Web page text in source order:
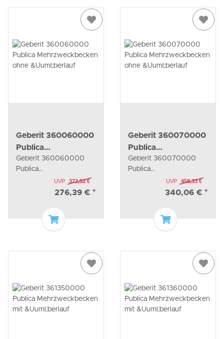
Geberit 360060000
Publica
Mehrzweckbecken
ohne Überlauf
Geberit 360060000
Publica
Mehrzweckbecken ohne
UVP 372,52 €
276,39 € *
In den Warenkorb
Geberit 360070000
Publica
Mehrzweckbecken
ohne Überlauf
Geberit 360070000
Publica
Mehrzweckbecken ohne
UVP 458,33 €
340,06 € *
In den